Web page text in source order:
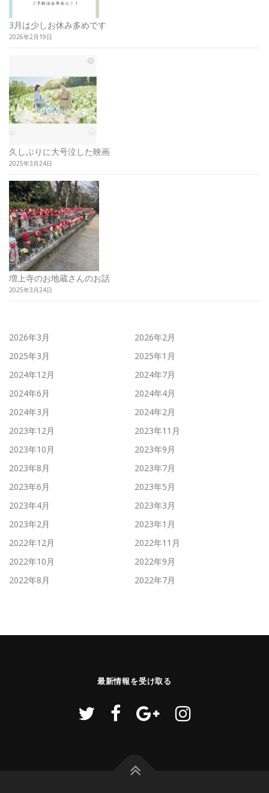
3月は少しお休み多めです
2026年2月19日
久しぶりに大号泣した映画
2025年3月24日
増上寺のお地蔵さんのお話
2025年3月24日
2026年3月
2026年2月
2025年3月
2025年1月
2024年12月
2024年7月
2024年6月
2024年4月
2024年3月
2024年2月
2023年12月
2023年11月
2023年10月
2023年9月
2023年8月
2023年7月
2023年6月
2023年5月
2023年4月
2023年3月
2023年2月
2023年1月
2022年12月
2022年11月
2022年10月
2022年9月
2022年8月
2022年7月
最新情報を受け取る